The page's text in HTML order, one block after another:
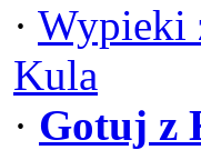
· Wypieki
Kula
· Gotuj z